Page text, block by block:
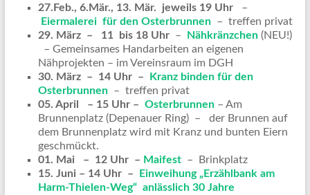
27.Feb., 6.Mär., 13. Mär. jeweils 19 Uhr–
Eiermalerei für den Osterbrunnen – treffen privat
29. März – 11 bis 18 Uhr– Nähkränzchen(NEU!)
– Gemeinsames Handarbeiten an eigenen
Nähprojekten – im Vereinsraum im DGH
30. März – 14 Uhr –
Kranz binden für den
Osterbrunnen– treffen privat
05. April – 15 Uhr – Osterbrunnen– Am
Brunnenplatz (Depenauer Ring) – der Brunnen auf
dem Brunnenplatz wird mit Kranz und bunten Eiern
geschmückt.
01. Mai – 12 Uhr – Maifest– Brinkplatz
15. Juni – 14 Uhr –
Einweihung „Erzählbank am
Harm-Thielen-Weg“ anlässlich 30 Jahre